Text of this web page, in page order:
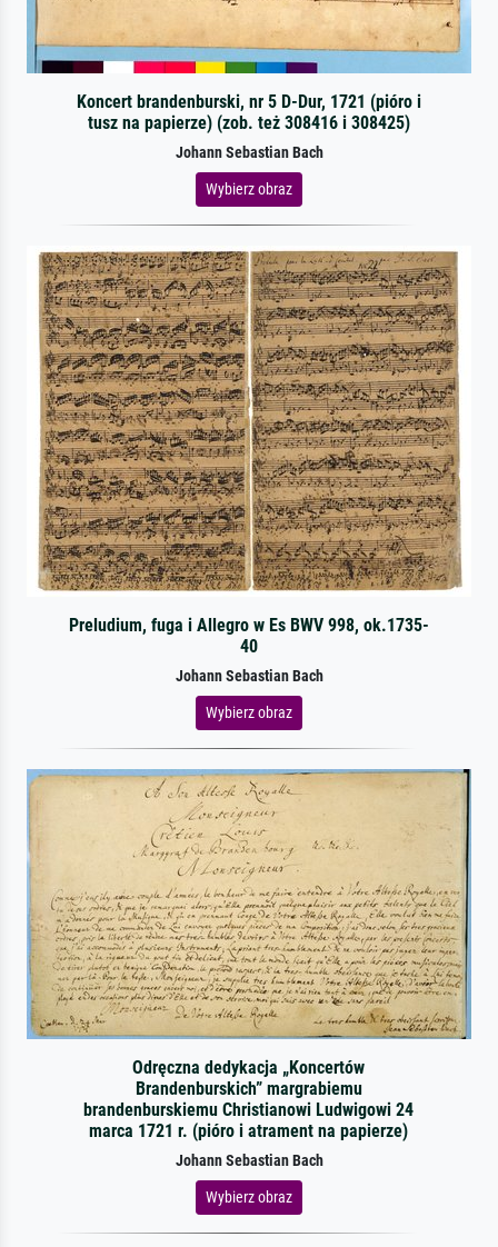
Koncert brandenburski, nr 5 D-Dur, 1721 (pióro i
tusz na papierze) (zob. też 308416 i 308425)
Johann Sebastian Bach
Wybierz obraz
Preludium, fuga i Allegro w Es BWV 998, ok.1735-
40
Johann Sebastian Bach
Wybierz obraz
Odręczna dedykacja „Koncertów
Brandenburskich” margrabiemu
brandenburskiemu Christianowi Ludwigowi 24
marca 1721 r. (pióro i atrament na papierze)
Johann Sebastian Bach
Wybierz obraz